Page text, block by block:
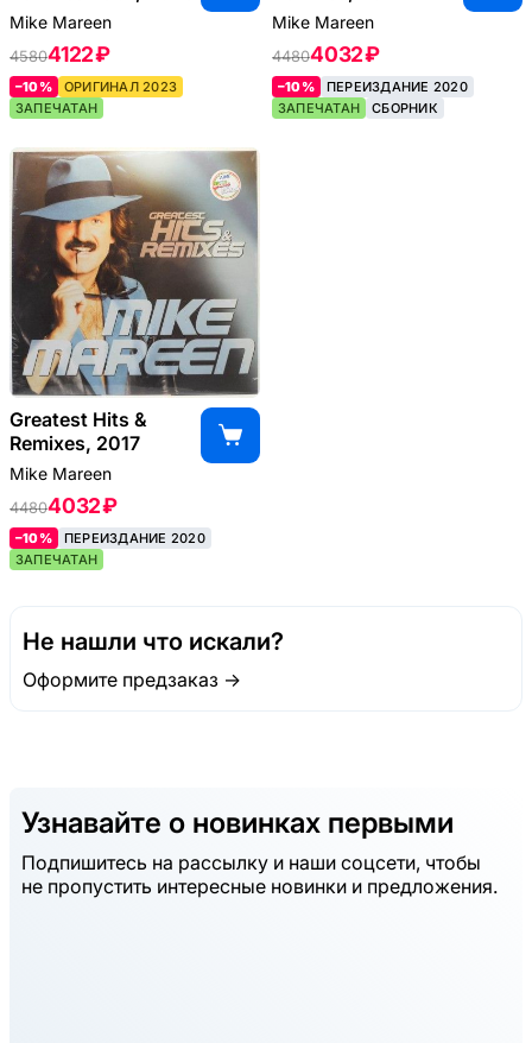
Mike Mareen
45804122 ₽
–10%
ОРИГИНАЛ 2023
ЗАПЕЧАТАН
Mike Mareen
44804032 ₽
–10%
ПЕРЕИЗДАНИЕ 2020
ЗАПЕЧАТАН
СБОРНИК
Greatest Hits &
Remixes, 2017
Mike Mareen
44804032 ₽
–10%
ПЕРЕИЗДАНИЕ 2020
ЗАПЕЧАТАН
Не нашли что искали?
Оформите предзаказ →
Узнавайте о новинках первыми
Подпишитесь на рассылку и наши соцсети, чтобы
не пропустить интересные новинки и предложения.